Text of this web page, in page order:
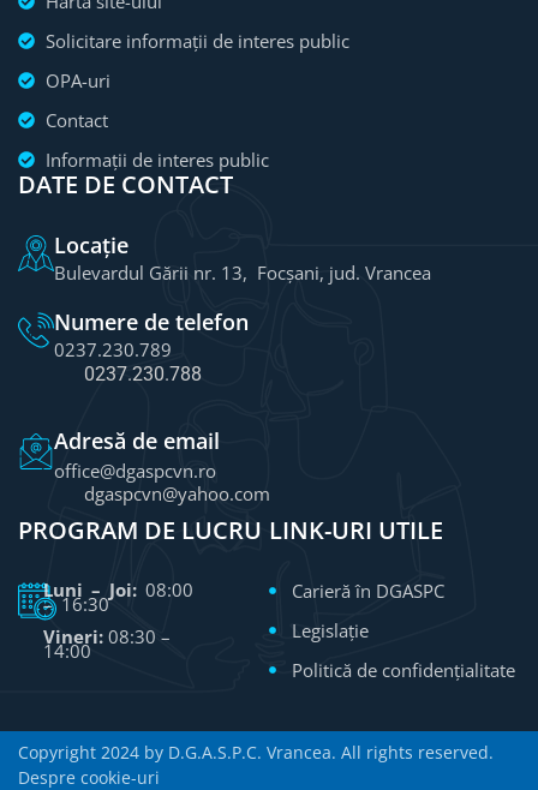
Solicitare informații de interes public
OPA-uri
Contact
Informații de interes public
DATE DE CONTACT
Locație
Bulevardul Gării nr. 13, Focșani, jud. Vrancea
Numere de telefon
0237.230.789
0237.230.788
Adresă de email
office@dgaspcvn.ro
dgaspcvn@yahoo.com
PROGRAM DE LUCRU
Luni – Joi: 08:00
– 16:30
Vineri: 08:30 –
14:00
LINK-URI UTILE
Carieră în DGASPC
Legislație
Politică de confidențialitate
Copyright 2024 by D.G.A.S.P.C. Vrancea. All rights reserved.
Despre cookie-uri